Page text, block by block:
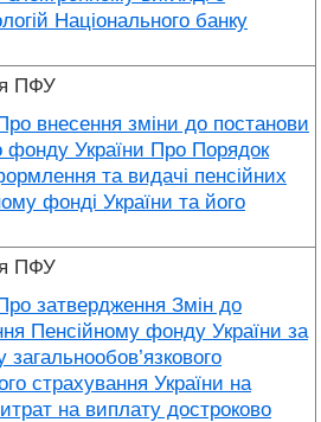
Національного банку
ПФУ
внесення зміни до постанови
фонду України Про Порядок
та видачі пенсійних
фонді України та його
ПФУ
затвердження Змін до
Пенсійному фонду України за
страхування України на
на виплату достроково